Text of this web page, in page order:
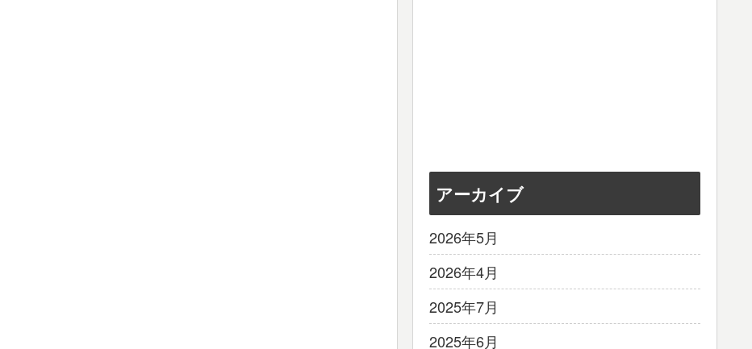
アーカイブ
2026年5月
2026年4月
2025年7月
2025年6月